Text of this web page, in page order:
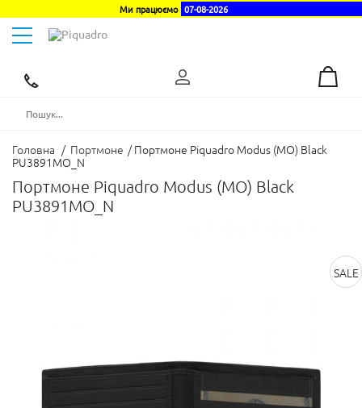
Ми працюємо 07-08-2026
Toggle
navigation
Головна / Портмоне / Портмоне Piquadro Modus (MO) Black
PU3891MO_N
Портмоне Piquadro Modus (MO) Black
PU3891MO_N
SALE